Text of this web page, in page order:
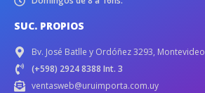
SUC. PROPIOS
Bv. José Batlle y Ordóñez 3293, Montevideo
(+598) 2924 8388 Int. 3
ventasweb@uruimporta.com.uy